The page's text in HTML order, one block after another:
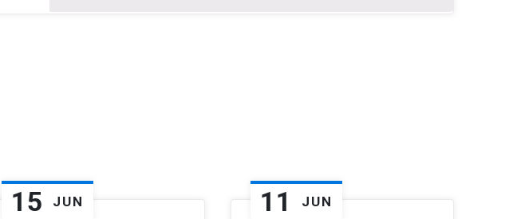
15 JUN 11 JUN